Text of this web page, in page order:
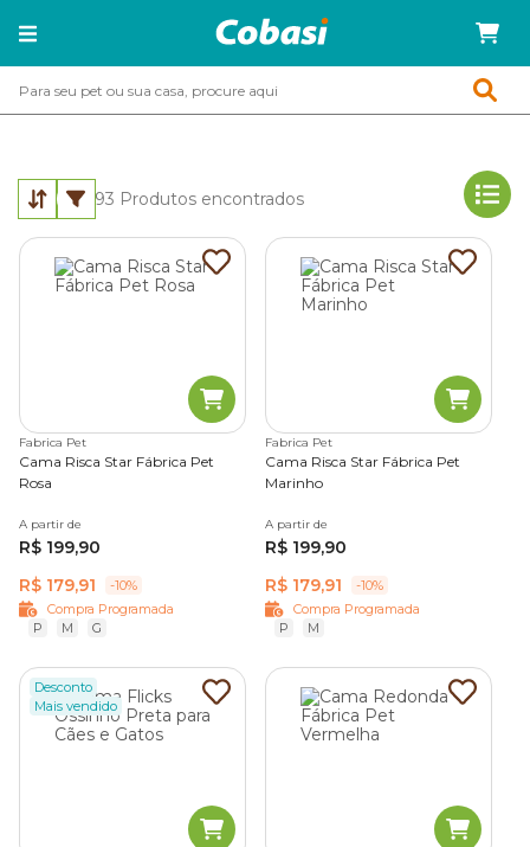
93 Produtos encontrados
Fabrica Pet
Cama Risca Star Fábrica Pet
Rosa
A partir de
R$ 199,90
R$ 179,91
-10%
Compra Programada
P
M G
Fabrica Pet
Cama Risca Star Fábrica Pet
Marinho
A partir de
R$ 199,90
R$ 179,91
-10%
Compra Programada
P
M
Desconto
Mais vendido